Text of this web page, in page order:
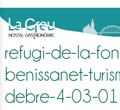
refugi-de-la-
benissanet-
debre-4-03-01